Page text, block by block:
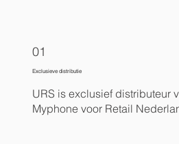
01
Exclusieve distributie
URS is exclusief distributeur
Myphone voor Retail